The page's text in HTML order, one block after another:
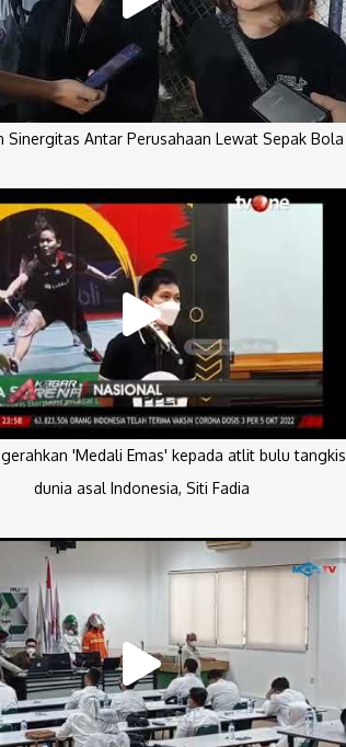
Sinergitas Antar Perusahaan Lewat Sepak Bola
'Medali Emas' kepada atlit bulu tangkis
dunia asal Indonesia, Siti Fadia